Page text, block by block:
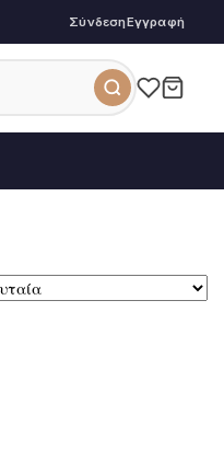
ΣύνδεσηΕγγραφή